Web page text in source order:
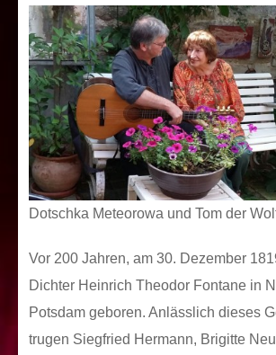
Dotschka Meteorowa und Tom der
Vor 200 Jahren, am 30. Dezember
Dichter Heinrich Theodor Fontane in
Potsdam geboren. Anlässlich dieses
trugen Siegfried Hermann, Brigitte